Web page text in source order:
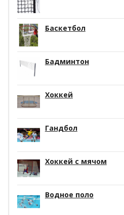
Баскетбол
Бадминтон
Хоккей
Гандбол
Хоккей с мячом
Водное поло